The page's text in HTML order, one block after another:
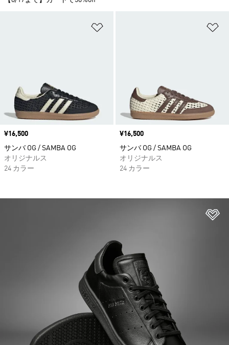
価格
¥16,500
サンバ OG / SAMBA OG
オリジナルス
24 カラー
価格
¥16,500
サンバ OG / SAMBA OG
オリジナルス
24 カラー